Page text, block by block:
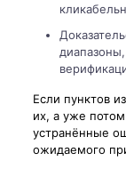
Если пунктов
их, а уже
устранённые
ожидаемого